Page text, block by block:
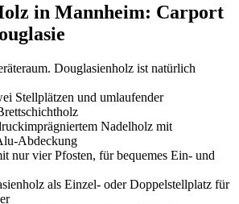
in Mannheim: Carport